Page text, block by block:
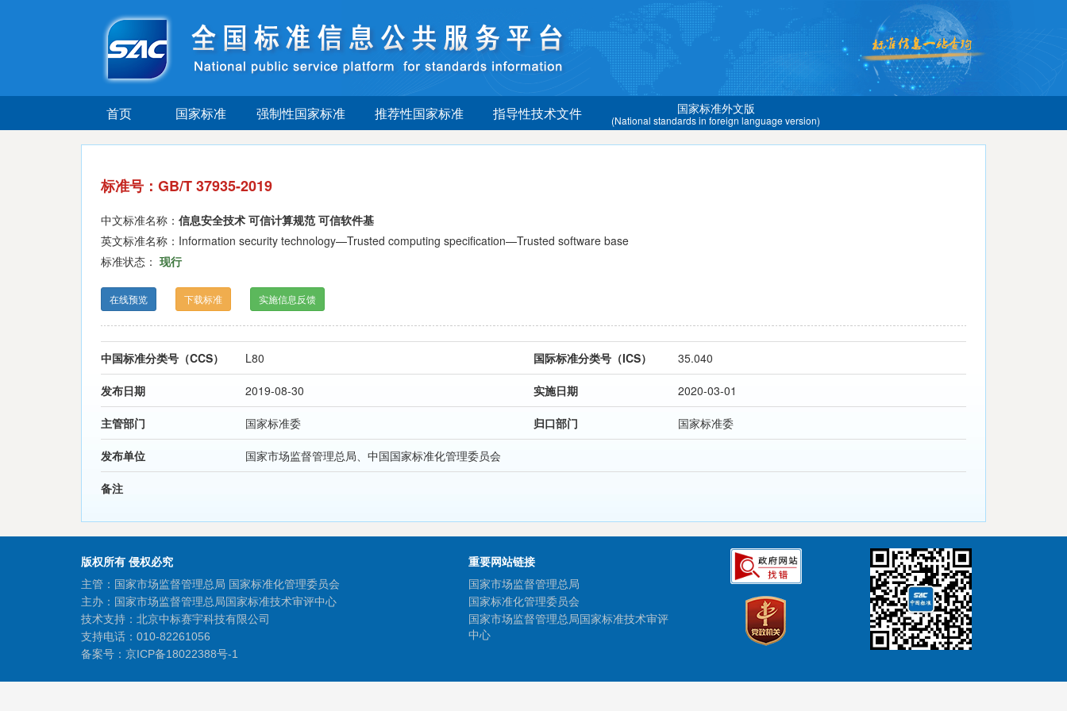
首页 国家标准 强制性国家标准 推荐性国家标准 指导性技术文件 国家标准外文版
(National standards in foreign language version)
标准号：GB/T 37935-2019
中文标准名称： 信息安全技术 可信计算规范 可信软件基
英文标准名称：Information security technology—Trusted computing specification—Trusted software base
标准状态： 现行
在线预览 下载标准 实施信息反馈
中国标准分类号（CCS） L80 国际标准分类号（ICS） 35.040
发布日期 2019-08-30 实施日期 2020-03-01
主管部门 国家标准委 归口部门 国家标准委
发布单位 国家市场监督管理总局、中国国家标准化管理委员会
备注
版权所有 侵权必究
主管：国家市场监督管理总局 国家标准化管理委员会
主办：国家市场监督管理总局国家标准技术审评中心
技术支持：北京中标赛宇科技有限公司
支持电话：010-82261056
备案号： 京ICP备18022388号-1
重要网站链接
国家市场监督管理总局
国家标准化管理委员会
国家市场监督管理总局国家标准技术审评
中心